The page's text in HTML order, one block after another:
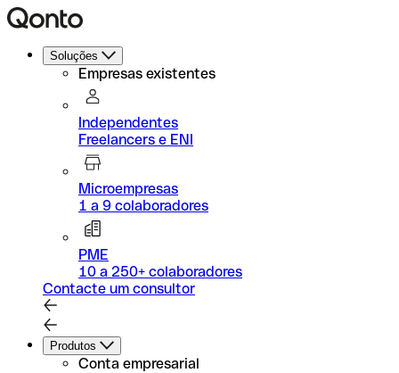
Soluções
Empresas existentes
Independentes
Freelancers e ENI
Microempresas
1 a 9 colaboradores
PME
10 a 250+ colaboradores
Contacte um consultor
Produtos
Conta empresarial